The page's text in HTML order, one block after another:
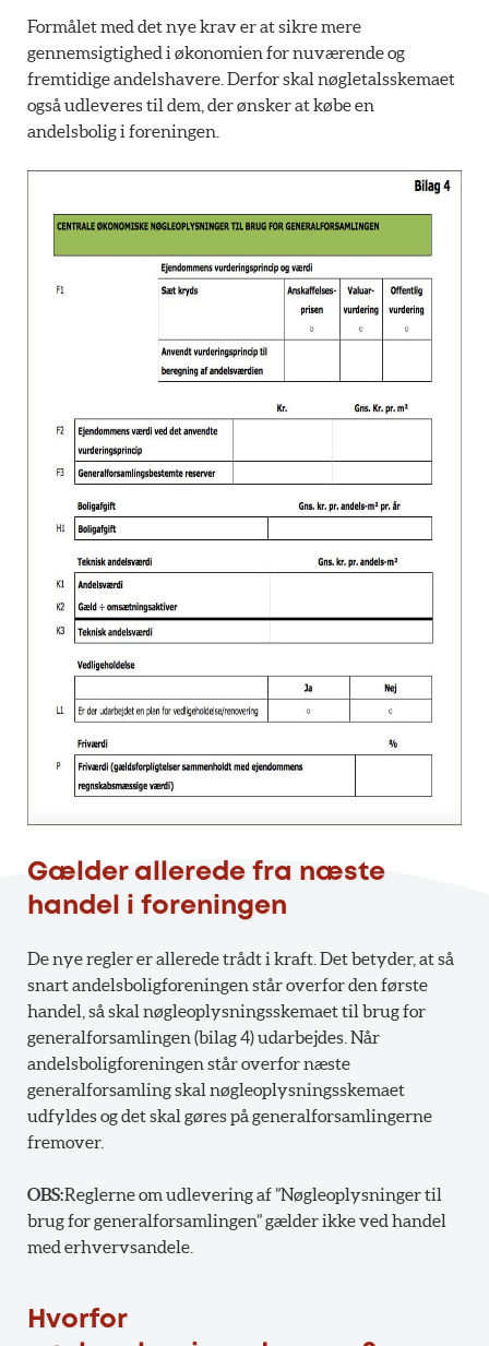
Formålet med det nye krav er at sikre mere
gennemsigtighed i økonomien for nuværende og
fremtidige andelshavere. Derfor skal nøgletalsskemaet
også udleveres til dem, der ønsker at købe en
andelsbolig i foreningen.
Gælder allerede fra næste
handel i foreningen
De nye regler er allerede trådt i kraft. Det betyder, at så
snart andelsboligforeningen står overfor den første
handel, så skal nøgleoplysningsskemaet til brug for
generalforsamlingen (bilag 4) udarbejdes. Når
andelsboligforeningen står overfor næste
generalforsamling skal nøgleoplysningsskemaet
udfyldes og det skal gøres på generalforsamlingerne
fremover.
OBS:Reglerne om udlevering af ”Nøgleoplysninger til
brug for generalforsamlingen” gælder ikke ved handel
med erhvervsandele.
Hvorfor